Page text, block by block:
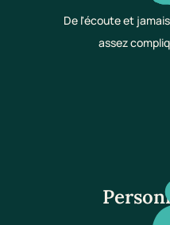
De l'écoute et
assez